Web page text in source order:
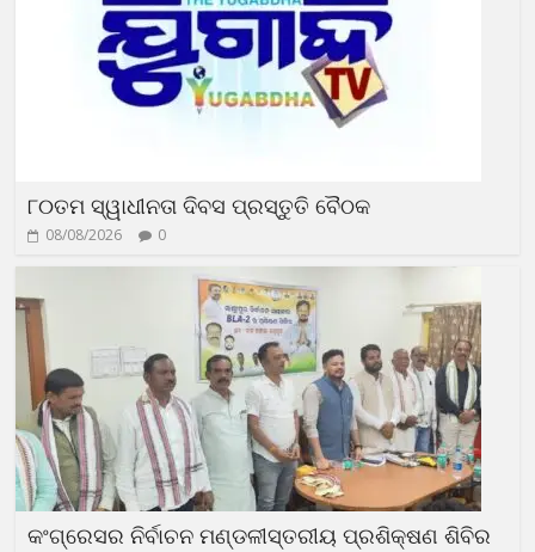
୮୦ତମ ସ୍ୱାଧୀନତା ଦିବସ ପ୍ରସ୍ତୁତି ବୈଠକ
08/08/2026 0
କଂଗ୍ରେସର ନିର୍ବାଚନ ମଣ୍ଡଳୀସ୍ତରୀୟ ପ୍ରଶିକ୍ଷଣ ଶିବିର